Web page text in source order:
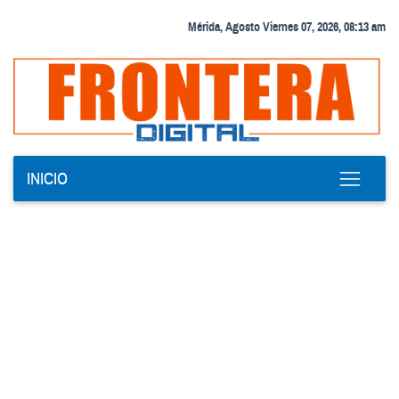
Mérida, Agosto Viernes 07, 2026, 08:13 am
INICIO